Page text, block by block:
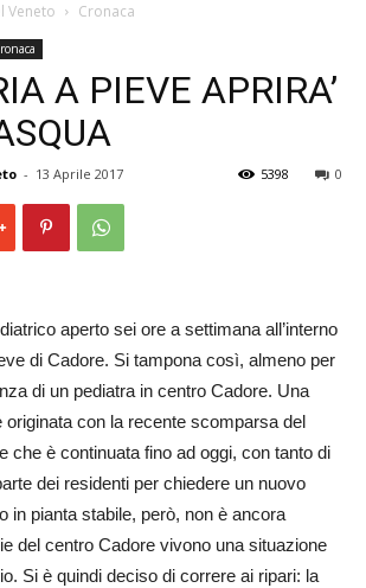
Veneto Cronaca
A PIEVE APRIRA’
- 13 Aprile 2017 0
5398
aperto sei ore a settimana all’interno
di Cadore. Si tampona così, almeno per
di un pediatra in centro Cadore. Una
originata con la recente scomparsa del
che è continuata fino ad oggi, con tanto di
dei residenti per chiedere un nuovo
in pianta stabile, però, non è ancora
del centro Cadore vivono una situazione
Si è quindi deciso di correre ai ripari: la